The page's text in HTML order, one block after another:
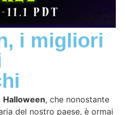
i migliori
Halloween, che nonostante
del nostro paese, è ormai